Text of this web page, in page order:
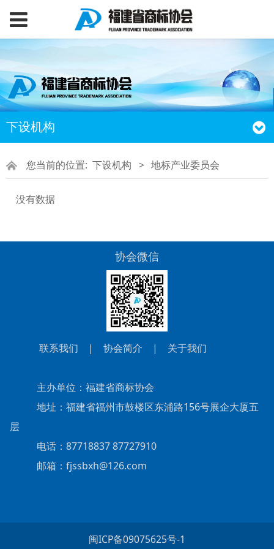
下设机构
您当前的位置: 下设机构 > 地标产业委员会
没有数据
协会微信
联系我们 | 协会简介 | 关于我们
主办单位：福建省商标协会
地址：福建省福州市鼓楼区东浦路156号展企大厦五
层
电话：87718837 87727910
邮箱：fjssbxh@126.com
闽ICP备09075625号-1